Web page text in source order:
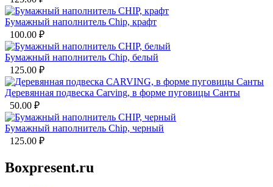
Бумажный наполнитель Chip, крафт
100.00 ₽
Бумажный наполнитель Chip, белый
125.00 ₽
Деревянная подвеска Carving, в форме пуговицы Санты
50.00 ₽
Бумажный наполнитель Chip, черный
125.00 ₽
Boxpresent.ru